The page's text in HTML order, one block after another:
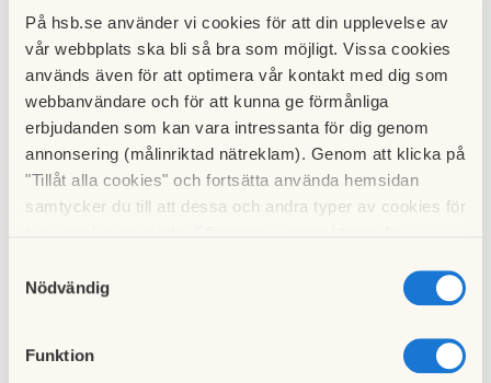
På hsb.se använder vi cookies för att din upplevelse av
vår webbplats ska bli så bra som möjligt. Vissa cookies
används även för att optimera vår kontakt med dig som
webbanvändare och för att kunna ge förmånliga
erbjudanden som kan vara intressanta för dig genom
annonsering (målinriktad nätreklam). Genom att klicka på
"Tillåt alla cookies" och fortsätta använda hemsidan
samtycker du till att dessa och andra typer av cookies för
cookies och välja att endast tillåta ett urval.
Nödvändig
Funktion
ROT arbeten HSB Stockholm fastighetsservice
Du kan som bostadsrättsinnehavare i föreningen när du
anlitar fastighetsskötare via HSB ha möjlighet till att nyttja
ROT-avdrag. Du kontaktar felanmälan precis som vanligt
med det du önskar att fastighetsskötaren hjälper dig med
och förklarar i telefon att du önskar att få ROT-avdrag.
Materialkostnader, resekostnader och kostnader enligt
Du behöver även fylla i beställningsblanketten som du